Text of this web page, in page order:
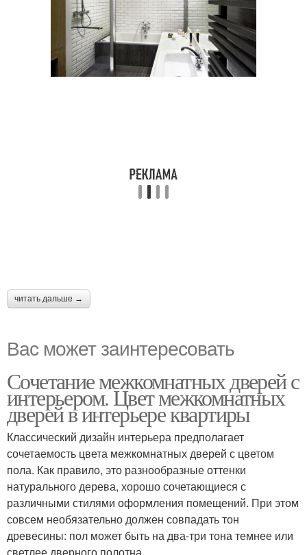
читать дальше →
Вас может заинтересовать
Сочетание межкомнатных дверей с
интерьером. Цвет межкомнатных
дверей в интерьере квартиры
Классический дизайн интерьера предполагает
сочетаемость цвета межкомнатных дверей с цветом
пола. Как правило, это разнообразные оттенки
натурального дерева, хорошо сочетающиеся с
различными стилями оформления помещений. При этом
совсем необязательно должен совпадать тон
древесины: пол может быть на два-три тона темнее или
светлее дверного полотна.